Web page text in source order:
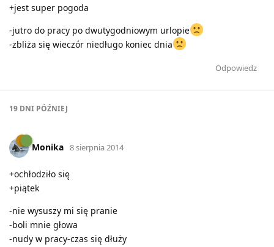
+jest super pogoda
-jutro do pracy po dwutygodniowym urlopie
-zbliża się wieczór niedługo koniec dnia
Odpowiedz
19 DNI PÓŹNIEJ
Monika 8 sierpnia 2014
+ochłodziło się
+piątek
-nie wysuszy mi się pranie
-boli mnie głowa
-nudy w pracy-czas się dłuży